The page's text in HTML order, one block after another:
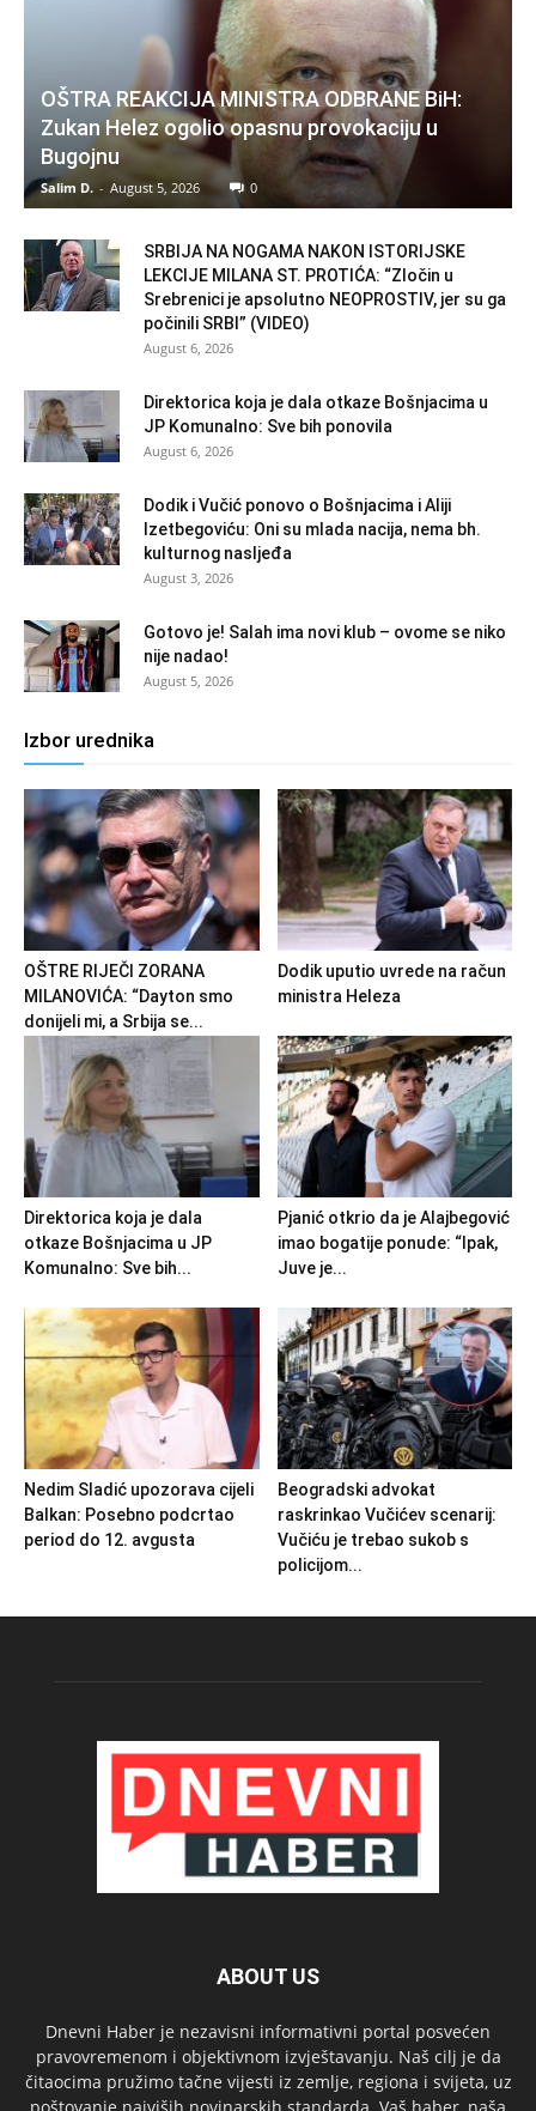
OŠTRA REAKCIJA MINISTRA ODBRANE BiH:
Zukan Helez ogolio opasnu provokaciju u
Bugojnu
Salim D. - August 5, 2026 0
SRBIJA NA NOGAMA NAKON ISTORIJSKE
LEKCIJE MILANA ST. PROTIĆA: “Zločin u
Srebrenici je apsolutno NEOPROSTIV, jer su ga
počinili SRBI” (VIDEO)
August 6, 2026
Direktorica koja je dala otkaze Bošnjacima u
JP Komunalno: Sve bih ponovila
August 6, 2026
Dodik i Vučić ponovo o Bošnjacima i Aliji
Izetbegoviću: Oni su mlada nacija, nema bh.
kulturnog nasljeđa
August 3, 2026
Gotovo je! Salah ima novi klub – ovome se niko
nije nadao!
August 5, 2026
Izbor urednika
OŠTRE RIJEČI ZORANA
MILANOVIĆA: “Dayton smo
donijeli mi, a Srbija se...
Dodik uputio uvrede na račun
ministra Heleza
Direktorica koja je dala
otkaze Bošnjacima u JP
Komunalno: Sve bih...
Pjanić otkrio da je Alajbegović
imao bogatije ponude: “Ipak,
Juve je...
Nedim Sladić upozorava cijeli
Balkan: Posebno podcrtao
period do 12. avgusta
Beogradski advokat
raskrinkao Vučićev scenarij:
Vučiću je trebao sukob s
policijom...
ABOUT US
Dnevni Haber je nezavisni informativni portal posvećen
pravovremenom i objektivnom izvještavanju. Naš cilj je da
čitaocima pružimo tačne vijesti iz zemlje, regiona i svijeta, uz